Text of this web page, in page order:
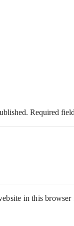
Required
in this